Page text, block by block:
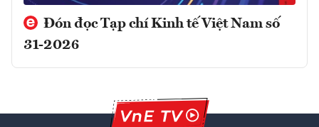
Đón đọc Tạp chí Kinh tế Việt Nam số
31-2026